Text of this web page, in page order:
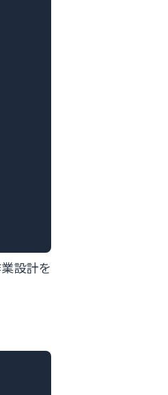
設計を